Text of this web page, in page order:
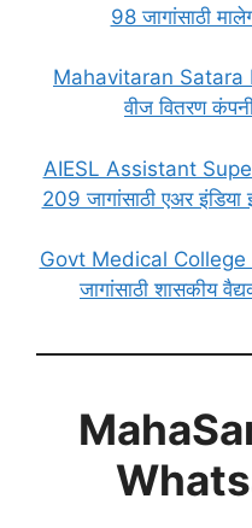
98 जागांसाठी
Mahavitaran Satara
वीज वितरण
AIESL Assistant
209 जागांसाठी एअर इंडिया
Govt Medical
जागांसाठी शासकीय